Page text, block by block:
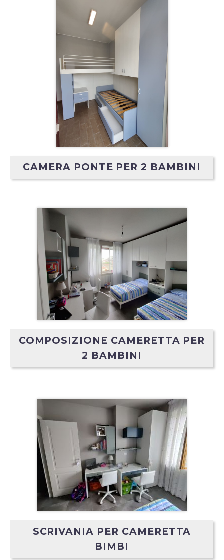
CAMERA PONTE PER 2 BAMBINI
COMPOSIZIONE CAMERETTA PER
2 BAMBINI
SCRIVANIA PER CAMERETTA
BIMBI